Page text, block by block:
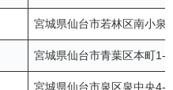
宮城県仙台市若林区南小
宮城県仙台市青葉区本町
宮城県仙台市泉区泉中央